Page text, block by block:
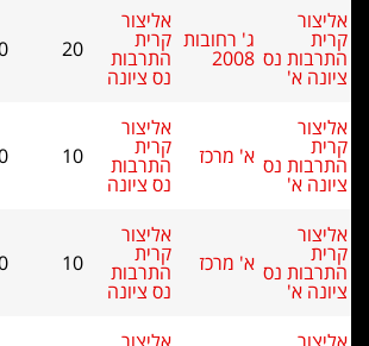
נס
ג' רחובות
2008
קרית
התרבות 20
51.0
56.5
נס א' מרכז קרית
התרבות 10
19.0
20.5
נס א' מרכז קרית
התרבות 10
24.0
21.0